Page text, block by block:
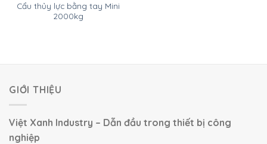
Cẩu thủy lực bằng tay Mini
2000kg
GIỚI THIỆU
Việt Xanh Industry – Dẫn đầu trong thiết bị công
nghiệp